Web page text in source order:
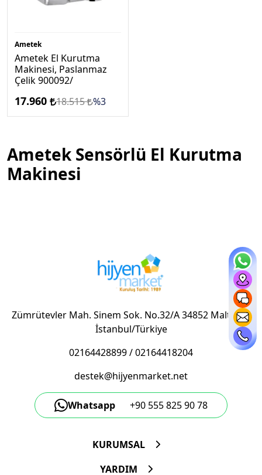
Ametek
Ametek El Kurutma
Makinesi, Paslanmaz
Çelik 900092/
17.960 18.515 %3
Ametek Sensörlü El Kurutma
Makinesi
Zümrütevler Mah. Sinem Sok. No.32/A 34852 Maltepe/
İstanbul/Türkiye
02164428899/02164418204
destek@hijyenmarket.net
Whatsapp +90 555 825 90 78
KURUMSAL
YARDIM